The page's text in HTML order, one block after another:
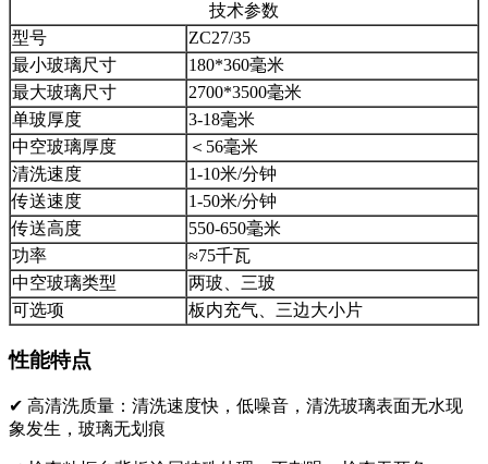
技术参数
型号
ZC27/35
最小玻璃尺寸
180*360毫米
最大玻璃尺寸
2700*3500毫米
单玻厚度
3-18毫米
中空玻璃厚度
＜56毫米
清洗速度
1-10米/分钟
传送速度
1-50米/分钟
传送高度
550-650毫米
功率
≈75千瓦
中空玻璃类型
两玻、三玻
可选项
板内充气、三边大小片
性能特点
✔ 高清洗质量：清洗速度快，低噪音，清洗玻璃表面无水现
象发生，玻璃无划痕